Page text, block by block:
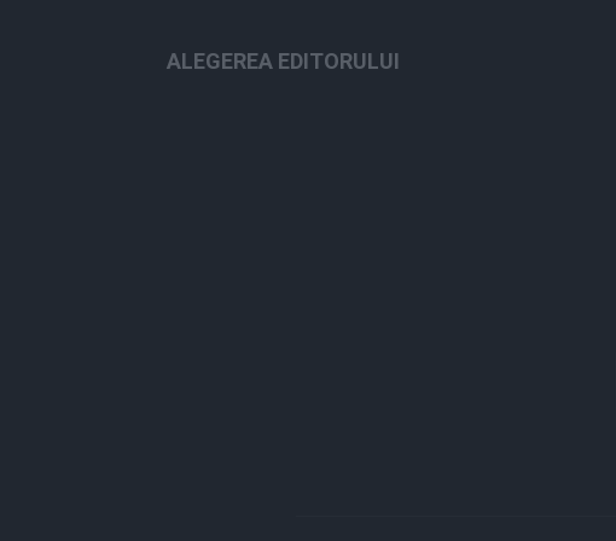
ALEGEREA EDITORULUI